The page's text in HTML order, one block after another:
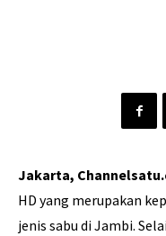
Jakarta,
HD yang merupakan
jenis sabu di Jambi.